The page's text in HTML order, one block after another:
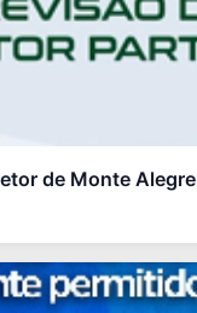
de Monte Alegre